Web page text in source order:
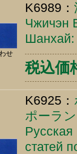
せ
K6989：
Чжичэн
Шанхай:
税込価
K6925：
ポーラ
Русская
статей